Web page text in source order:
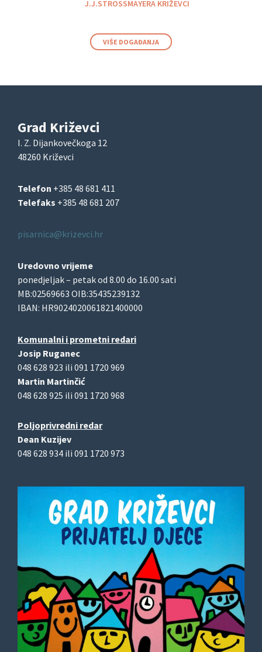
J.J.STROSSMAYERA KRIŽEVCI
VIŠE DOGAĐANJA
Grad Križevci
I. Z. Dijankovečkoga 12
48260 Križevci
Telefon +385 48 681 411
Telefaks +385 48 681 207
pisarnica@krizevci.hr
Uredovno vrijeme
ponedjeljak – petak od 8.00 do 16.00 sati
MB:02569663 OIB:35435239132
IBAN: HR9024020061821400000
Komunalni i prometni redari
Josip Ruganec
048 628 923 ili 091 1720 969
Martin Martinčić
048 628 925 ili 091 1720 968
Poljoprivredni redar
Dean Kuzijev
048 628 934 ili 091 1720 973